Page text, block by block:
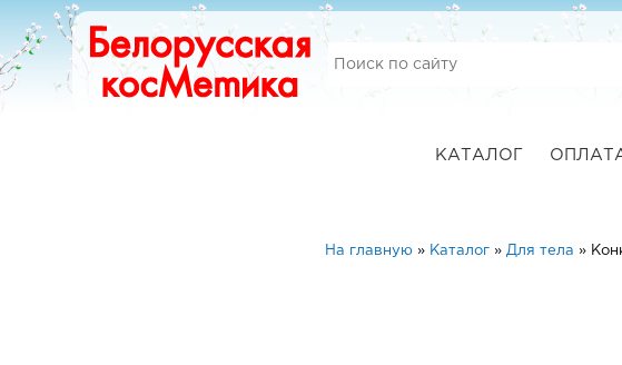
КАТАЛОГ
На главную» Каталог» Для тела »